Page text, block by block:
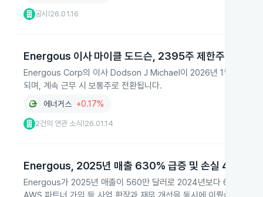
공시 26.01.16
Energous 이사 마이클 도드슨, 2395주 제한주 무상 수
Energous Corp의 이사 Dodson J Michael이 2026년 1월 12일에
되며, 계속 근무 시 보통주로 전환됩니다.
에너거스 +0.17%
2건의 연관 소식 26.01.14
Energous, 2025년 매출 630% 급증 및 손실 45% 감
Energous가 2025년 매출이 560만 달러로 2024년보다 630% 이